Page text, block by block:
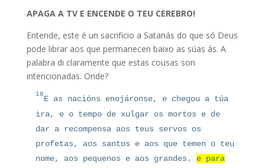
APAGA A TV E ENCENDE O TEU CEREBRO!
Entende, este é un sacrificio a Satanás do que só Deus
pode librar aos que permanecen baixo as súas ás. A
palabra di claramente que estas cousas son
intencionadas. Onde?
18E as nacións enojáronse, e chegou a túa
ira, e o tempo de xulgar os mortos e de
dar a recompensa aos teus servos os
profetas, aos santos e aos que temen o teu
nome, aos pequenos e aos grandes. e para